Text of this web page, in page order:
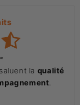
la qualité